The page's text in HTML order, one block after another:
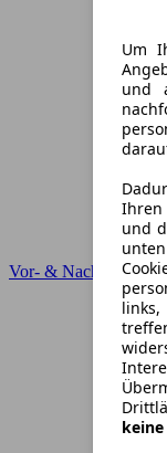
Um
und
Ihren
und
Vor- & Nachteile